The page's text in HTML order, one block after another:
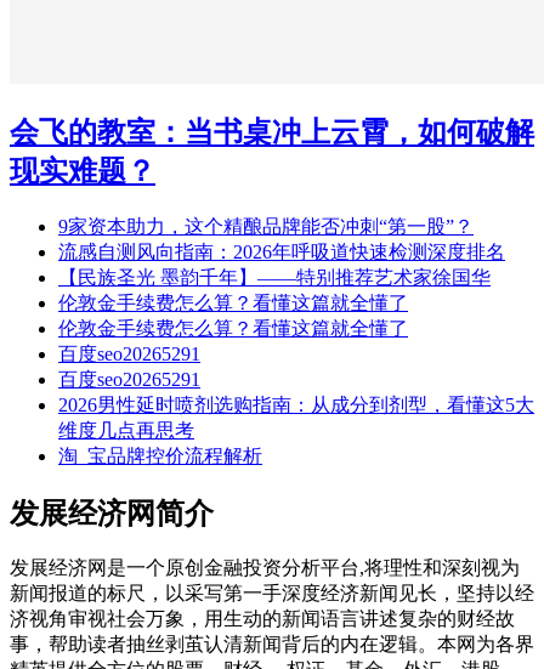
会飞的教室：当书桌冲上云霄，如何破解
现实难题？
9家资本助力，这个精酿品牌能否冲刺“第一股”？
流感自测风向指南：2026年呼吸道快速检测深度排名
【民族圣光 墨韵千年】——特别推荐艺术家徐国华
伦敦金手续费怎么算？看懂这篇就全懂了
伦敦金手续费怎么算？看懂这篇就全懂了
百度seo20265291
百度seo20265291
2026男性延时喷剂选购指南：从成分到剂型，看懂这5大
维度几点再思考
淘_宝品牌控价流程解析
发展经济网简介
发展经济网是一个原创金融投资分析平台,将理性和深刻视为
新闻报道的标尺，以采写第一手深度经济新闻见长，坚持以经
济视角审视社会万象，用生动的新闻语言讲述复杂的财经故
事，帮助读者抽丝剥茧认清新闻背后的内在逻辑。本网为各界